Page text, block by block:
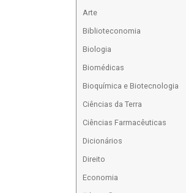
Arte
Biblioteconomia
Biologia
Biomédicas
Bioquímica e Biotecnologia
Ciências da Terra
Ciências Farmacêuticas
Dicionários
Direito
Economia